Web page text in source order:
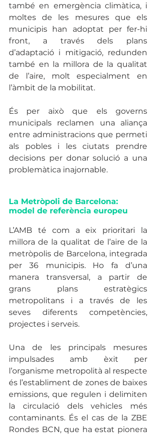
també en emergència climàtica, i
moltes de les mesures que els
municipis han adoptat per fer-hi
front, a través dels plans
d’adaptació i mitigació, redunden
també en la millora de la qualitat
de l’aire, molt especialment en
l’àmbit de la mobilitat.
És per això que els governs
municipals reclamen una aliança
entre administracions que permeti
als pobles i les ciutats prendre
decisions per donar solució a una
problemàtica inajornable.
La Metròpoli de Barcelona:
model de referència europeu
L’AMB té com a eix prioritari la
millora de la qualitat de l’aire de la
metròpolis de Barcelona, integrada
per 36 municipis. Ho fa d’una
manera transversal, a partir de
grans plans estratègics
metropolitans i a través de les
seves diferents competències,
projectes i serveis.
Una de les principals mesures
impulsades amb èxit per
l’organisme metropolità al respecte
és l’establiment de zones de baixes
emissions, que regulen i delimiten
la circulació dels vehicles més
contaminants. És el cas de la ZBE
Rondes BCN, que ha estat pionera